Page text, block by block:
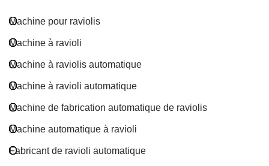
Machine pour raviolis
Machine à ravioli
Machine à raviolis automatique
Machine à ravioli automatique
Machine de fabrication automatique de raviolis
Machine automatique à ravioli
Fabricant de ravioli automatique